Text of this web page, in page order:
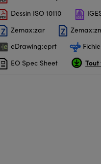
Dessin ISO 10110
Zemax:zar
eDrawing:eprt
EO Spec Sheet